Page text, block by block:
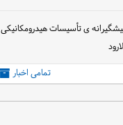
ی تأسیسات هیدرومکانیکی
تمامی اخبار